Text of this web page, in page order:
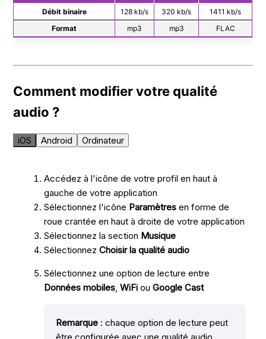
Débit binaire
128 kb/s 320 kb/s
1411 kb/s
Format
mp3 mp3 FLAC
Comment modifier votre qualité
audio ?
iOS Android Ordinateur
Accédez à l'icône de votre profil en haut à
gauche de votre application
Sélectionnez l'icône Paramètres en forme de
roue crantée en haut à droite de votre application
Sélectionnez la section Musique
SélectionnezChoisir la qualité audio
Sélectionnez une option de lecture entre
Données mobiles,WiFi ouGoogle Cast
Remarque : chaque option de lecture peut